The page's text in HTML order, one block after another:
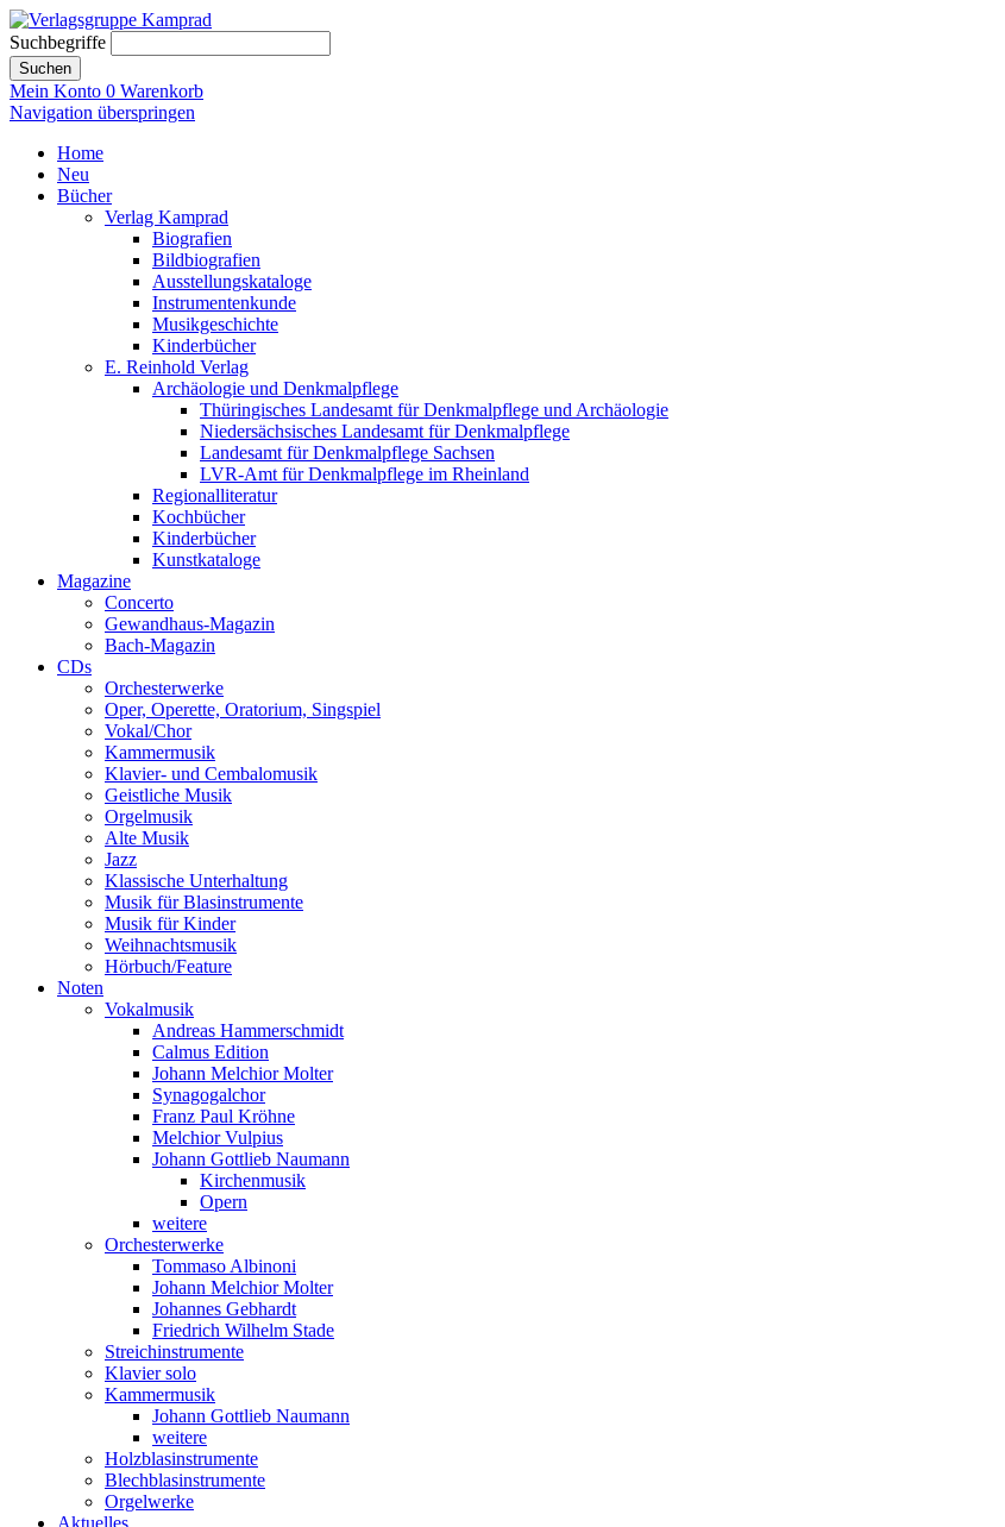
Suchbegriffe
Suchen
Mein Konto 0 Warenkorb
Navigation überspringen
Home
Neu
Bücher
Verlag Kamprad
Biografien
Bildbiografien
Ausstellungskataloge
Instrumentenkunde
Musikgeschichte
Kinderbücher
E. Reinhold Verlag
Archäologie und Denkmalpflege
Thüringisches Landesamt für Denkmalpflege und Archäologie
Niedersächsisches Landesamt für Denkmalpflege
Landesamt für Denkmalpflege Sachsen
LVR-Amt für Denkmalpflege im Rheinland
Regionalliteratur
Kochbücher
Kinderbücher
Kunstkataloge
Magazine
Concerto
Gewandhaus-Magazin
Bach-Magazin
CDs
Orchesterwerke
Oper, Operette, Oratorium, Singspiel
Vokal/Chor
Kammermusik
Klavier- und Cembalomusik
Geistliche Musik
Orgelmusik
Alte Musik
Jazz
Klassische Unterhaltung
Musik für Blasinstrumente
Musik für Kinder
Weihnachtsmusik
Hörbuch/Feature
Noten
Vokalmusik
Andreas Hammerschmidt
Calmus Edition
Johann Melchior Molter
Synagogalchor
Franz Paul Kröhne
Melchior Vulpius
Johann Gottlieb Naumann
Kirchenmusik
Opern
weitere
Orchesterwerke
Tommaso Albinoni
Johann Melchior Molter
Johannes Gebhardt
Friedrich Wilhelm Stade
Streichinstrumente
Klavier solo
Kammermusik
Johann Gottlieb Naumann
weitere
Holzblasinstrumente
Blechblasinstrumente
Orgelwerke
Aktuelles